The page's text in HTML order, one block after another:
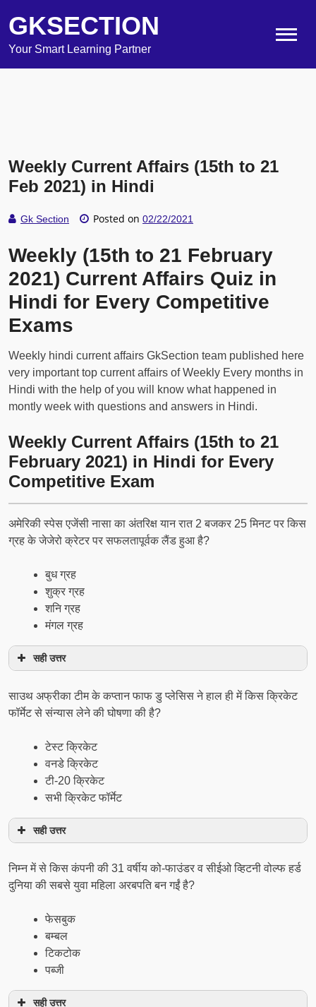
GKSECTION
Your Smart Learning Partner
Weekly Current Affairs (15th to 21
Feb 2021) in Hindi
Gk Section Posted on 02/22/2021
Weekly (15th to 21 February
2021) Current Affairs Quiz in
Hindi for Every Competitive
Exams
Weekly hindi current affairs GkSection team published here
very important top current affairs of Weekly Every months in
Hindi with the help of you will know what happened in
montly week with questions and answers in Hindi.
Weekly Current Affairs (15th to 21
February 2021) in Hindi for Every
Competitive Exam
अमेरिकी स्पेस एजेंसी नासा का अंतरिक्ष यान रात 2 बजकर 25 मिनट पर किस
ग्रह के जेजेरो क्रेटर पर सफलतापूर्वक लैंड हुआ है?
बुध ग्रह
शुक्र ग्रह
शनि ग्रह
मंगल ग्रह
सही उत्तर
साउथ अफ्रीका टीम के कप्तान फाफ डु प्लेसिस ने हाल ही में किस क्रिकेट
फॉर्मेट से संन्यास लेने की घोषणा की है?
टेस्ट क्रिकेट
वनडे क्रिकेट
टी-20 क्रिकेट
सभी क्रिकेट फॉर्मेट
सही उत्तर
निम्न में से किस कंपनी की 31 वर्षीय को-फाउंडर व सीईओ व्हिटनी वोल्फ हर्ड
दुनिया की सबसे युवा महिला अरबपति बन गईं है?
फेसबुक
बम्बल
टिकटोक
पब्जी
सही उत्तर